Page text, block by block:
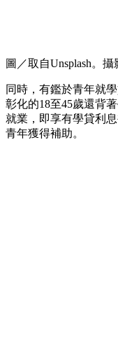
圖／取自Unsplash。
同時，有鑑於青年就
彰化的18至45歲還背
就業，即享有學貸利
青年獲得補助。